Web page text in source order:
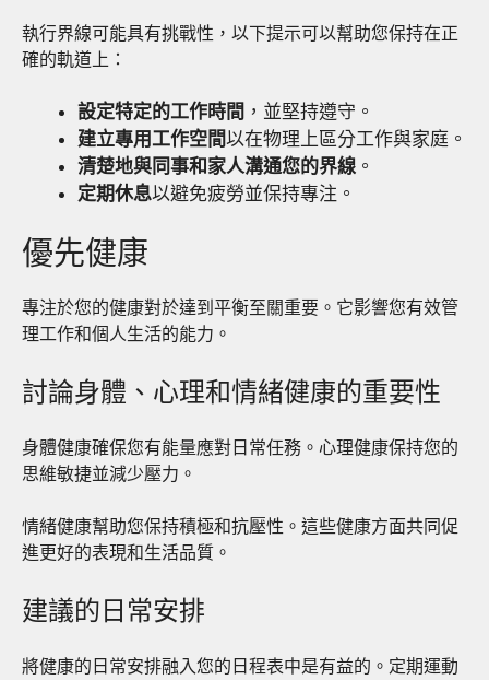
執行界線可能具有挑戰性，以下提示可以幫助您保持在正
確的軌道上：
設定特定的工作時間 ，並堅持遵守。
建立專用工作空間以在物理上區分工作與家庭。
清楚地與同事和家人溝通您的界線 。
定期休息以避免疲勞並保持專注。
優先健康
專注於您的健康對於達到平衡至關重要。它影響您有效管
理工作和個人生活的能力。
討論身體、心理和情緒健康的重要性
身體健康確保您有能量應對日常任務。心理健康保持您的
思維敏捷並減少壓力。
情緒健康幫助您保持積極和抗壓性。這些健康方面共同促
進更好的表現和生活品質。
建議的日常安排
將健康的日常安排融入您的日程表中是有益的。定期運動